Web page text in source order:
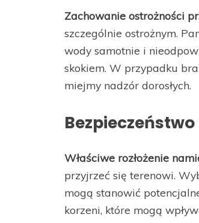
Zachowanie ostrożności
szczególnie ostrożnym.
wody samotnie i
skokiem. W przypadku
miejmy nadzór dorosłych.
Właściwe rozłożenie
przyjrzeć się terenowi.
mogą stanowić
korzeni, które mogą